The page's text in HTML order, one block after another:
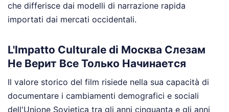
che differisce dai modelli di narrazione rapida
importati dai mercati occidentali.
L'Impatto Culturale di Москва Слезам
Не Верит Все Только Начинается
Il valore storico del film risiede nella sua capacità di
documentare i cambiamenti demografici e sociali
dell'Unione Sovietica tra gli anni cinquanta e gli anni